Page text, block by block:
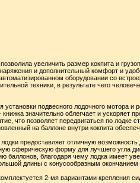
увеличить размер кокпита и
и дополнительный комфорт и
оборудовании со
техники, в результате чего
подвесного лодочного мотора и
значительно облегчает и ускоряет
что позволяет передвигаться по
на баллоне внутри кокпита
предоставляет отличную
сферическую форму для лучшего угла
баллонов, благодаря чему лодка имеет
длины с конусообразным окончанием
2-мя вариантами крепления